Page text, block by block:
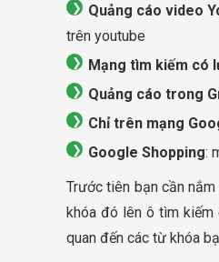
Quảng cáo video
trên youtube
Mạng tìm kiếm có
Quảng cáo trong
Chỉ trên mạng
Google Shopping:
Trước tiên bạn cần
khóa đó lên ô tìm kiếm
quan đến các từ khóa